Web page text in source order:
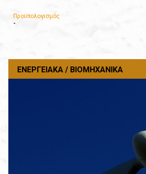
Προϋπολογισμός
-
ΕΝΕΡΓΕΙΑΚΆ / ΒΙΟΜΗΧΑΝΙΚΆ